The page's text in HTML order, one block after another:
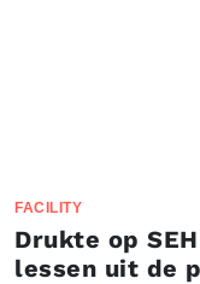
FACILITY
Drukte op
lessen uit de